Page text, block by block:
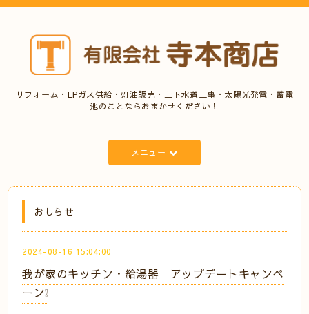
リフォーム・LPガス供給・灯油販売・上下水道工事・太陽光発電・蓄電
池のことならおまかせください！
メニュー
おしらせ
2024-08-16 15:04:00
我が家のキッチン・給湯器 アップデートキャンペ
ーン❕